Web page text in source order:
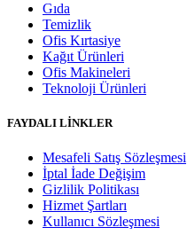
Gıda
Temizlik
Ofis Kırtasiye
Kağıt Ürünleri
Ofis Makineleri
Teknoloji Ürünleri
FAYDALI LİNKLER
Mesafeli Satış Sözleşmesi
İptal İade Değişim
Gizlilik Politikası
Hizmet Şartları
Kullanıcı Sözleşmesi